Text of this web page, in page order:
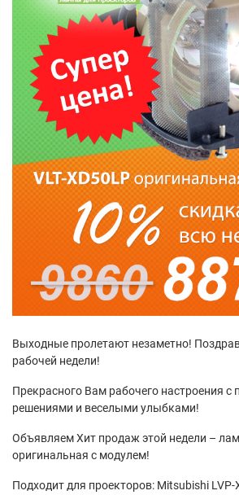
Выходные пролетают незаметно!
рабочей недели!
Прекрасного Вам рабочего настроения с
решениями и веселыми улыбками!
Объявляем Хит продаж этой недели –
оригинальная с модулем!
Подходит для проекторов: Mitsubishi LVP-